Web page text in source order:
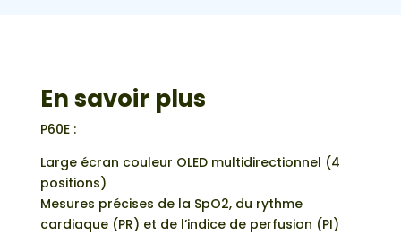
En savoir plus
P60E :
Large écran couleur OLED multidirectionnel (4
positions)
Mesures précises de la SpO2, du rythme
cardiaque (PR) et de l’indice de perfusion (PI)